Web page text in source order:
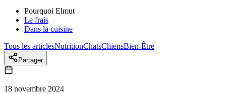
Pourquoi Elmut
Le frais
Dans la cuisine
Tous les articlesNutritionChatsChiensBien-Être
Partager
18 novembre 2024